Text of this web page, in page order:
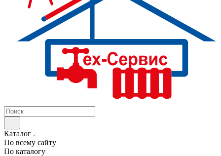
Каталог
По всему сайту
По каталогу